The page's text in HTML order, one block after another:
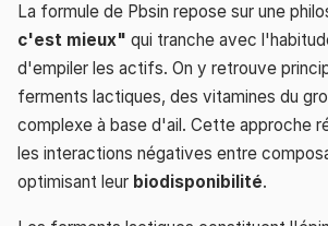
La formule de Pbsin repose sur une
c'est mieux" qui tranche avec
d'empiler les actifs. On y retrouve
ferments lactiques, des vitamines du
complexe à base d'ail. Cette approche
les interactions négatives entre
optimisant leur biodisponibilité.